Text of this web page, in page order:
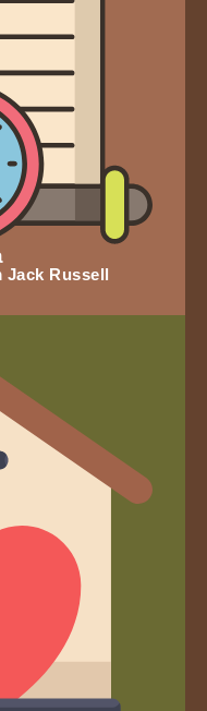
Jack Russell